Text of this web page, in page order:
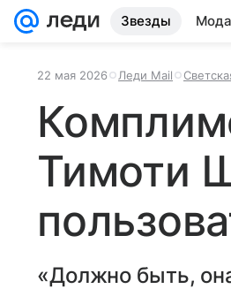
Звезды Мода
22 мая 2026 Леди Mail
Тимоти
«Должно быть,